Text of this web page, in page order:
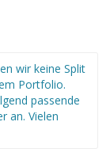
wir keine Split
Portfolio.
passende
an. Vielen